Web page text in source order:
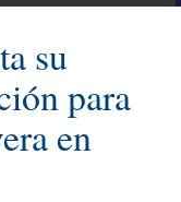
su
para
en